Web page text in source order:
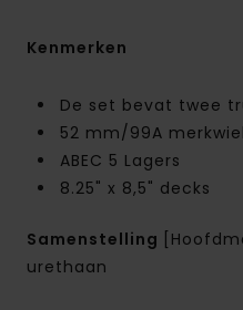
Kenmerken
De set bevat twee
52 mm/99A
ABEC 5 Lagers
8.25" x 8,5" decks
Samenstelling
urethaan